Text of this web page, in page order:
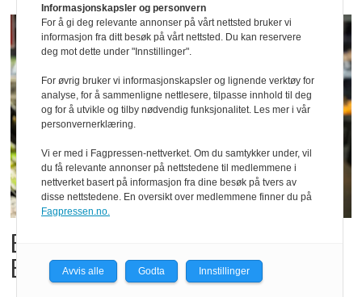
Billigbonanza da Norge slo
Elfenbenkysten
Informasjonskapsler og personvern
For å gi deg relevante annonser på vårt nettsted bruker vi
informasjon fra ditt besøk på vårt nettsted. Du kan reservere
deg mot dette under "Innstillinger".
For øvrig bruker vi informasjonskapsler og lignende verktøy for
analyse, for å sammenligne nettlesere, tilpasse innhold til deg
og for å utvikle og tilby nødvendig funksjonalitet. Les mer i vår
personvernerklæring.
Vi er med i Fagpressen-nettverket. Om du samtykker under, vil
du få relevante annonser på nettstedene til medlemmene i
nettverket basert på informasjon fra dine besøk på tvers av
disse nettstedene. En oversikt over medlemmene finner du på
Fagpressen.no.
Avvis alle Godta Innstillinger